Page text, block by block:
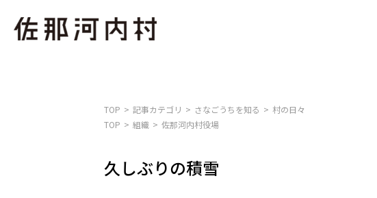
TOP 記事カテゴリ さなごうちを知る
村の日々
TOP
組織 佐那河内村役場
久しぶりの積雪